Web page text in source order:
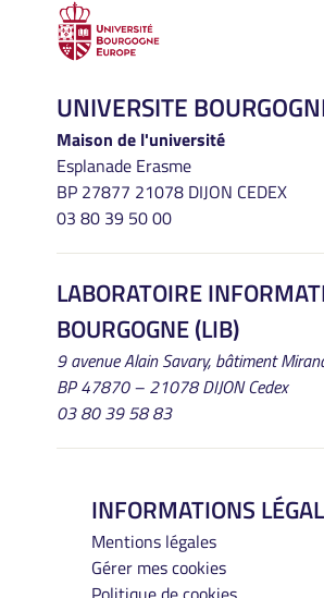
UNIVERSITE
Maison de l'université
Esplanade Erasme
BP 27877 21078 DIJON CEDEX
03 80 39 50 00
LABORATOIRE
BOURGOGNE (LIB)
9 avenue Alain Savary, bâtiment
BP 47870 – 21078 DIJON Cedex
03 80 39 58 83
INFORMATIONS
Mentions légales
Gérer mes cookies